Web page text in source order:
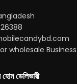
wholesale Business
ডেলিভারী